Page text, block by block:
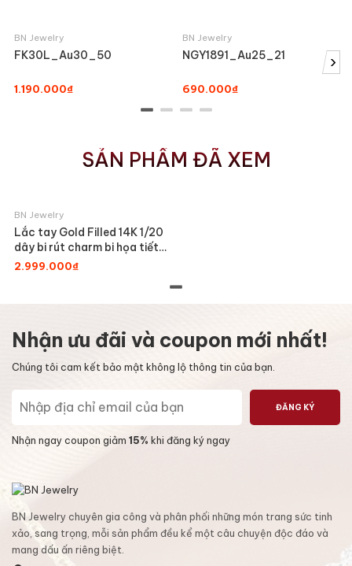
BN Jewelry
FK30L_Au30_50
1.190.000₫
BN Jewelry
NGY1891_Au25_21
690.000₫
›
SẢN PHẨM ĐÃ XEM
BN Jewelry
Lắc tay Gold Filled 14K 1/20
dây bi rút charm bi họa tiết
cánh hoa mẫu đơn BN
2.999.000₫
Nhận ưu đãi và coupon mới nhất!
Chúng tôi cam kết bảo mật không lộ thông tin của bạn.
ĐĂNG KÝ
Nhận ngay coupon giảm 15% khi đăng ký ngay
BN Jewelry chuyên gia công và phân phối những món trang sức tinh
xảo, sang trọng, mỗi sản phẩm đều kể một câu chuyện độc đáo và
mang dấu ấn riêng biệt.